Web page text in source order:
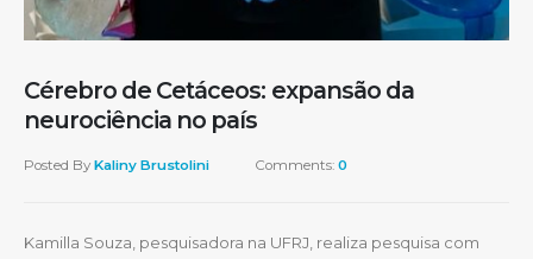
Cérebro de Cetáceos: expansão da
neurociência no país
Posted By Kaliny Brustolini Comments: 0
Kamilla Souza, pesquisadora na UFRJ, realiza pesquisa com